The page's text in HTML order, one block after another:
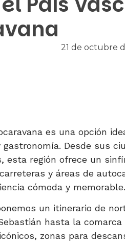
21 de octubre
es una opción
Desde sus
esta región ofrece un
y áreas de
cómoda y memorable.
un itinerario de
hasta la
zonas para